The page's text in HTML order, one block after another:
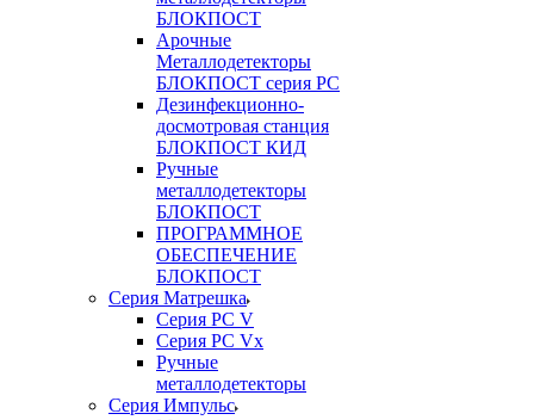
БЛОКПОСТ
Арочные
Металлодетекторы
БЛОКПОСТ серия РС
Дезинфекционно-
досмотровая станция
БЛОКПОСТ КИД
Ручные
металлодетекторы
БЛОКПОСТ
ПРОГРАММНОЕ
ОБЕСПЕЧЕНИЕ
БЛОКПОСТ
Серия Матрешка
Серия PC V
Серия PC Vx
Ручные
металлодетекторы
Серия Импульс